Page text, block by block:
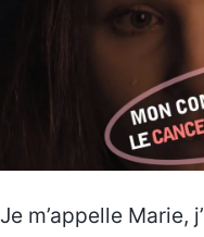
Je m’appelle Marie,